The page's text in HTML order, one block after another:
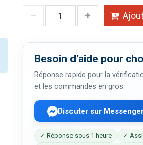
Besoin d’aide pour
Réponse rapide pour la
et les commandes en gros.
Discuter sur
✓ Réponse sous 1 heure
✓